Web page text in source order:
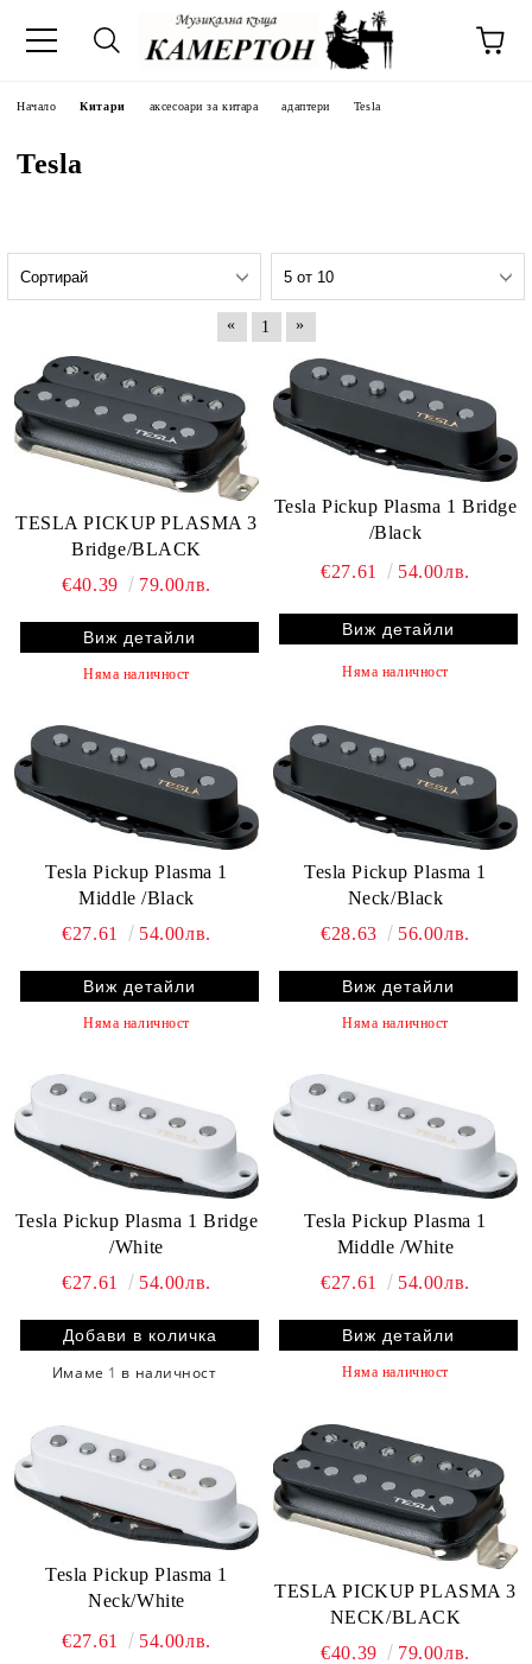
Начало Китари аксесоари за китара адаптери Tesla
Tesla
« 1 »
TESLA PICKUP PLASMA 3
Bridge/BLACK
€40.39
79.00лв.
Виж детайли
Няма наличност
Tesla Pickup Plasma 1 Bridge
/Black
€27.61
54.00лв.
Виж детайли
Няма наличност
Tesla Pickup Plasma 1
Middle /Black
€27.61
54.00лв.
Виж детайли
Няма наличност
Tesla Pickup Plasma 1
Neck/Black
€28.63
56.00лв.
Виж детайли
Няма наличност
Tesla Pickup Plasma 1 Bridge
/White
€27.61
54.00лв.
Имаме 1 в наличност
Tesla Pickup Plasma 1
Middle /White
€27.61
54.00лв.
Виж детайли
Няма наличност
Tesla Pickup Plasma 1
Neck/White
€27.61
54.00лв.
TESLA PICKUP PLASMA 3
NECK/BLACK
€40.39
79.00лв.